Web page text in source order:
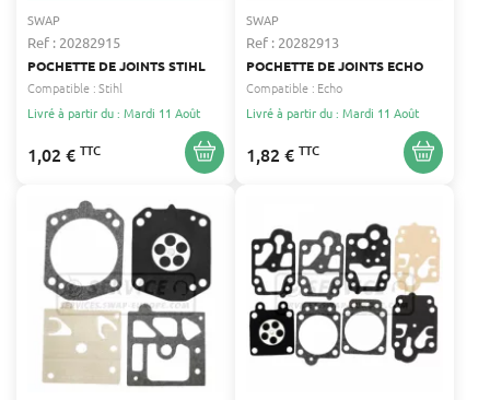
SWAP
Ref : 20282915
POCHETTE DE JOINTS STIHL
Compatible :Stihl
Livré à partir du : Mardi 11 Août
1,02 € TTC
SWAP
Ref : 20282913
POCHETTE DE JOINTS ECHO
Compatible : Echo
Livré à partir du : Mardi 11 Août
1,82 € TTC